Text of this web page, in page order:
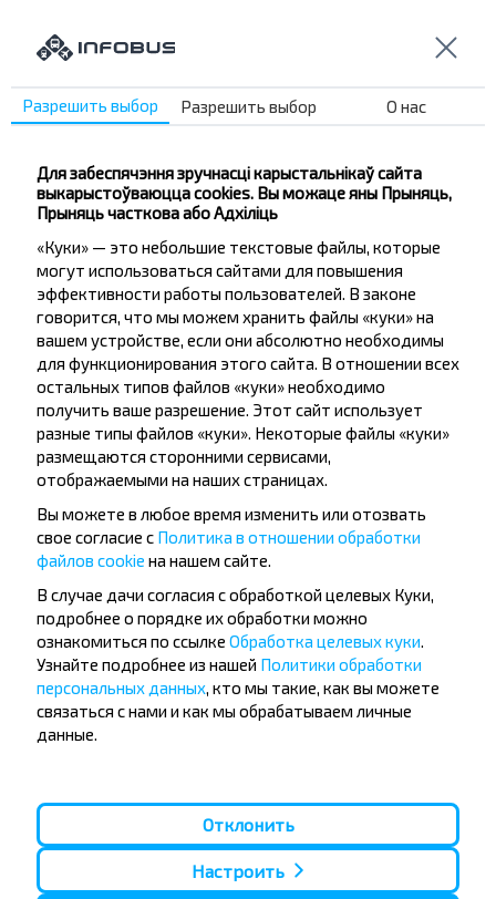
цікавыя прапановы INFOBUS. Падпішыся на
атрыманне навін і падарожнічай з намі танней!
Падпісацц
Пытанне - Адказ
Как можно купить билет на рейс
Телеханы-Иодчики, Ивацевичский р-н
БРЕСТСКАЯ ОБЛ.?
Существуют ли ограничения на
поездки по маршруту Телеханы-
Иодчики, Ивацевичский р-н
БРЕСТСКАЯ ОБЛ.?
БРЕСТСКАЯ ОБЛ.?
Разрешить выбор Разрешить выбор О нас
Для забеспячэння зручнасці карыстальнікаў сайта
выкарыстоўваюцца cookies. Вы можаце яны Прыняць,
Прыняць часткова або Адхіліць
«Куки» — это небольшие текстовые файлы, которые
могут использоваться сайтами для повышения
эффективности работы пользователей. В законе
говорится, что мы можем хранить файлы «куки» на
вашем устройстве, если они абсолютно необходимы
для функционирования этого сайта. В отношении всех
остальных типов файлов «куки» необходимо
получить ваше разрешение. Этот сайт использует
разные типы файлов «куки». Некоторые файлы «куки»
размещаются сторонними сервисами,
отображаемыми на наших страницах.
Вы можете в любое время изменить или отозвать
свое согласие с Политика в отношении обработки
файлов cookie на нашем сайте.
В случае дачи согласия с обработкой целевых Куки,
подробнее о порядке их обработки можно
ознакомиться по ссылке Обработка целевых куки
Узнайте подробнее из нашей Политики обработки
персональных данных , кто мы такие, как вы можете
связаться с нами и как мы обрабатываем личные
данные.
Отклонить
Настроить